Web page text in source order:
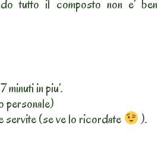
tutto il composto non e’ ben
in piu’.
personale)
servite (se ve lo ricordate
).